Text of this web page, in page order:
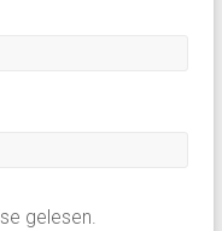
gelesen.